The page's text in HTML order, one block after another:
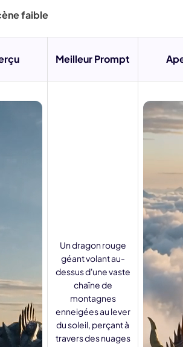
faible
Meilleur Prompt
Un dragon rouge
géant volant au-
dessus d'une vaste
chaîne de
montagnes
enneigées au lever
du soleil, perçant à
travers des nuages